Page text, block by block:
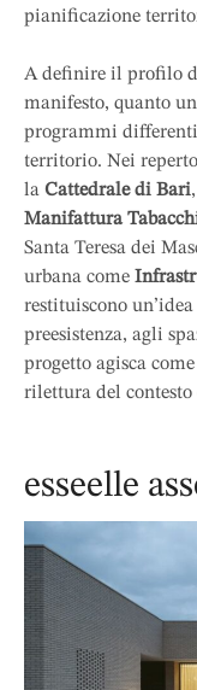
pianificazione
A definire il profilo
manifesto, quanto
programmi
territorio. Nei
la Cattedrale di Bari
Manifattura
Santa Teresa dei
urbana come
restituiscono
preesistenza, agli
progetto agisca
rilettura del contesto
esseelle